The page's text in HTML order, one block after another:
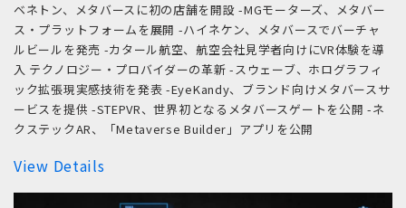
ベネトン、メタバースに初の店舗を開設 -MGモーターズ、メタバー
ス・プラットフォームを展開 -ハイネケン、メタバースでバーチャ
ルビールを発売 -カタール航空、航空会社見学者向けにVR体験を導
入 テクノロジー・プロバイダーの革新 -スウェーブ、ホログラフィ
ック拡張現実感技術を発表 -EyeKandy、ブランド向けメタバースサ
ービスを提供 -STEPVR、世界初となるメタバースゲートを公開 -ネ
クステックAR、「Metaverse Builder」アプリを公開
View Details